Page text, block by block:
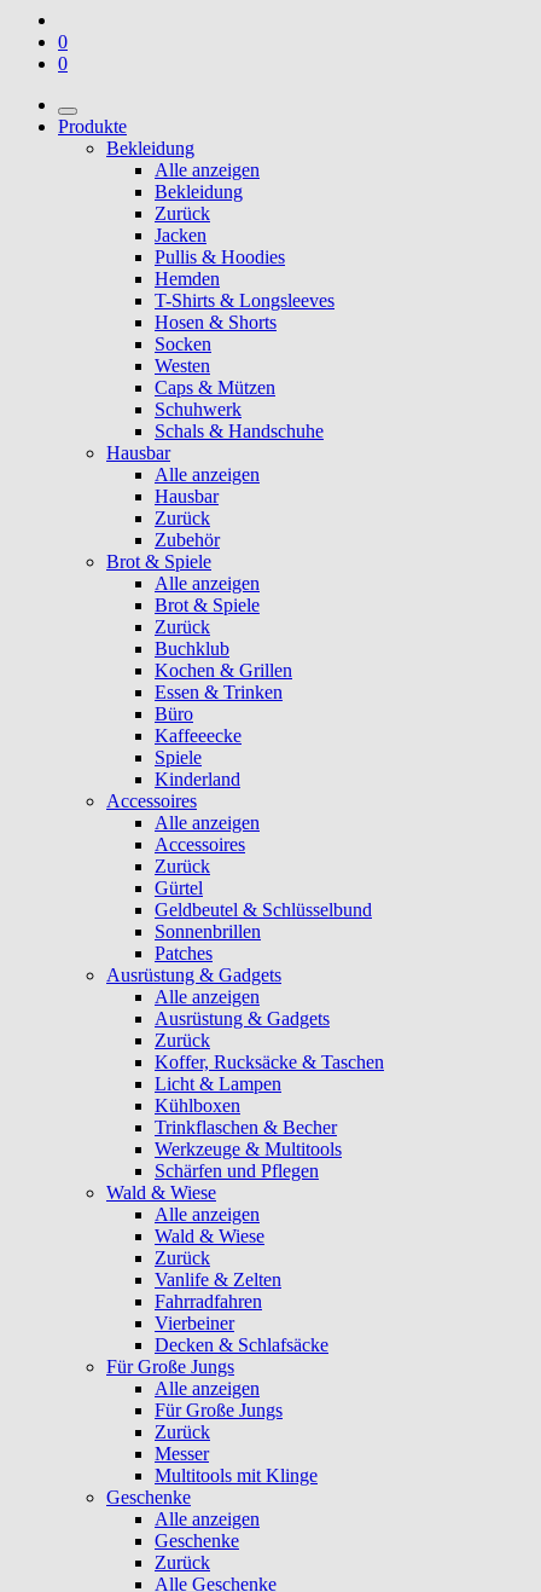
0
0
Produkte
Bekleidung
Alle anzeigen
Bekleidung
Zurück
Jacken
Pullis & Hoodies
Hemden
T-Shirts & Longsleeves
Hosen & Shorts
Socken
Westen
Caps & Mützen
Schuhwerk
Schals & Handschuhe
Hausbar
Alle anzeigen
Hausbar
Zurück
Zubehör
Brot & Spiele
Alle anzeigen
Brot & Spiele
Zurück
Buchklub
Kochen & Grillen
Essen & Trinken
Büro
Kaffeeecke
Spiele
Kinderland
Accessoires
Alle anzeigen
Accessoires
Zurück
Gürtel
Geldbeutel & Schlüsselbund
Sonnenbrillen
Patches
Ausrüstung & Gadgets
Alle anzeigen
Ausrüstung & Gadgets
Zurück
Koffer, Rucksäcke & Taschen
Licht & Lampen
Kühlboxen
Trinkflaschen & Becher
Werkzeuge & Multitools
Schärfen und Pflegen
Wald & Wiese
Alle anzeigen
Wald & Wiese
Zurück
Vanlife & Zelten
Fahrradfahren
Vierbeiner
Decken & Schlafsäcke
Für Große Jungs
Alle anzeigen
Für Große Jungs
Zurück
Messer
Multitools mit Klinge
Geschenke
Alle anzeigen
Geschenke
Zurück
Alle Geschenke